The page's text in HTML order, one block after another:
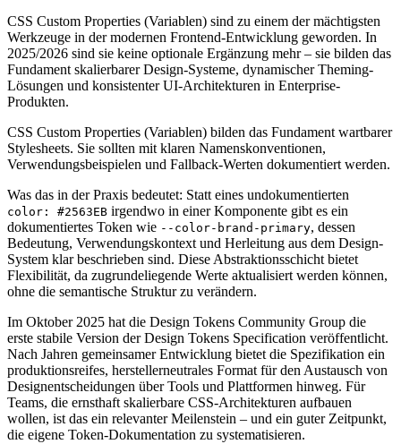
CSS Custom Properties (Variablen) sind zu einem der mächtigsten
Werkzeuge in der modernen Frontend-Entwicklung geworden. In
2025/2026 sind sie keine optionale Ergänzung mehr – sie bilden das
Fundament skalierbarer Design-Systeme, dynamischer Theming-
Lösungen und konsistenter UI-Architekturen in Enterprise-
Produkten.
CSS Custom Properties (Variablen) bilden das Fundament wartbarer
Stylesheets. Sie sollten mit klaren Namenskonventionen,
Verwendungsbeispielen und Fallback-Werten dokumentiert werden.
Was das in der Praxis bedeutet: Statt eines undokumentierten
color: #2563EB irgendwo in einer Komponente gibt es ein
dokumentiertes Token wie --color-brand-primary, dessen
Bedeutung, Verwendungskontext und Herleitung aus dem Design-
System klar beschrieben sind. Diese Abstraktionsschicht bietet
Flexibilität, da zugrundeliegende Werte aktualisiert werden können,
ohne die semantische Struktur zu verändern.
Im Oktober 2025 hat die Design Tokens Community Group die
erste stabile Version der Design Tokens Specification veröffentlicht.
Nach Jahren gemeinsamer Entwicklung bietet die Spezifikation ein
produktionsreifes, herstellerneutrales Format für den Austausch von
Designentscheidungen über Tools und Plattformen hinweg. Für
Teams, die ernsthaft skalierbare CSS-Architekturen aufbauen
wollen, ist das ein relevanter Meilenstein – und ein guter Zeitpunkt,
die eigene Token-Dokumentation zu systematisieren.